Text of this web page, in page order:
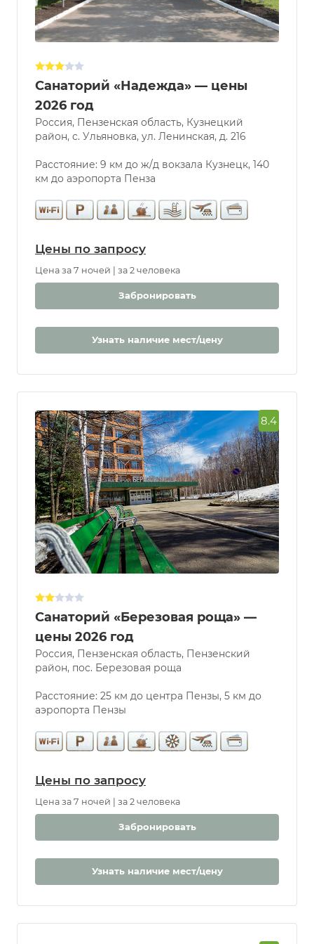
Хорошо
Нормально
Количество звезд
Услуги
Бассейн
Парковка
Бассейн
Открытый
водой
Санаторий «Надежда» — цены
2026 год
Россия, Пензенская область, Кузнецкий
район, с. Ульяновка, ул. Ленинская, д. 216
Расстояние: 9 км до ж/д вокзала Кузнецк, 140
км до аэропорта Пенза
Цены по запросу
Цена за 7 ночей | за 2 человека
Забронировать
Узнать наличие мест/цену
8.4
Санаторий «Березовая роща» —
цены 2026 год
Россия, Пензенская область, Пензенский
район, пос. Березовая роща
Расстояние: 25 км до центра Пензы, 5 км до
аэропорта Пензы
Цены по запросу
Цена за 7 ночей | за 2 человека
Забронировать
Узнать наличие мест/цену